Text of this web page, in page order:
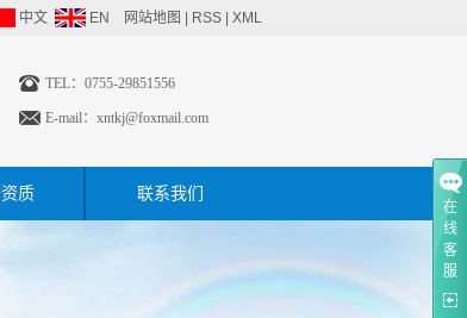
中文 EN 网站地图 RSS XML
TEL：0755-29851556
E-mail： xntkj@foxmail.com
质 联系我们
在
线
客
服